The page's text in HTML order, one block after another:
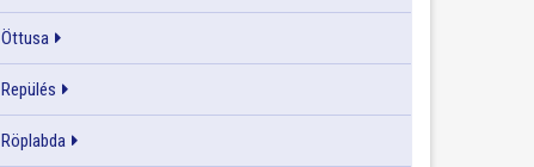
Öttusa
Repülés
Röplabda